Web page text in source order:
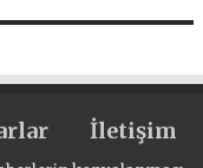
İletişim